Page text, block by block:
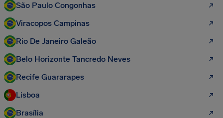
São Paulo Congonhas
Viracopos Campinas
Rio De Janeiro Galeão
Belo Horizonte Tancredo Neves
Recife Guararapes
Lisboa
Brasília